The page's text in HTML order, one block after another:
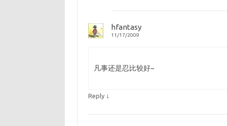
hfantasy
11/17/2009
凡事还是忍比较好~
Reply ↓